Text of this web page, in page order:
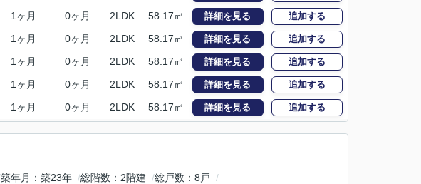
1ヶ月 0ヶ月 2LDK 58.17㎡ 詳細を見る 追加する
1ヶ月 0ヶ月 2LDK 58.17㎡ 詳細を見る 追加する
1ヶ月 0ヶ月 2LDK 58.17㎡ 詳細を見る 追加する
1ヶ月 0ヶ月 2LDK 58.17㎡ 詳細を見る 追加する
1ヶ月 0ヶ月 2LDK 58.17㎡ 詳細を見る 追加する
築年月 築23年 総階数 2階建 総戸数
8戸